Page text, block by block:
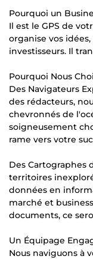
Pourquoi un
Il est le GPS de
organise vos
investisseurs. Il
Pourquoi Nous
Des Navigateurs
des rédacteurs,
chevronnés de
soigneusement
rame vers votre
Des Cartographes
territoires
données en
marché et
documents, ce
Un Équipage
Nous naviguons à